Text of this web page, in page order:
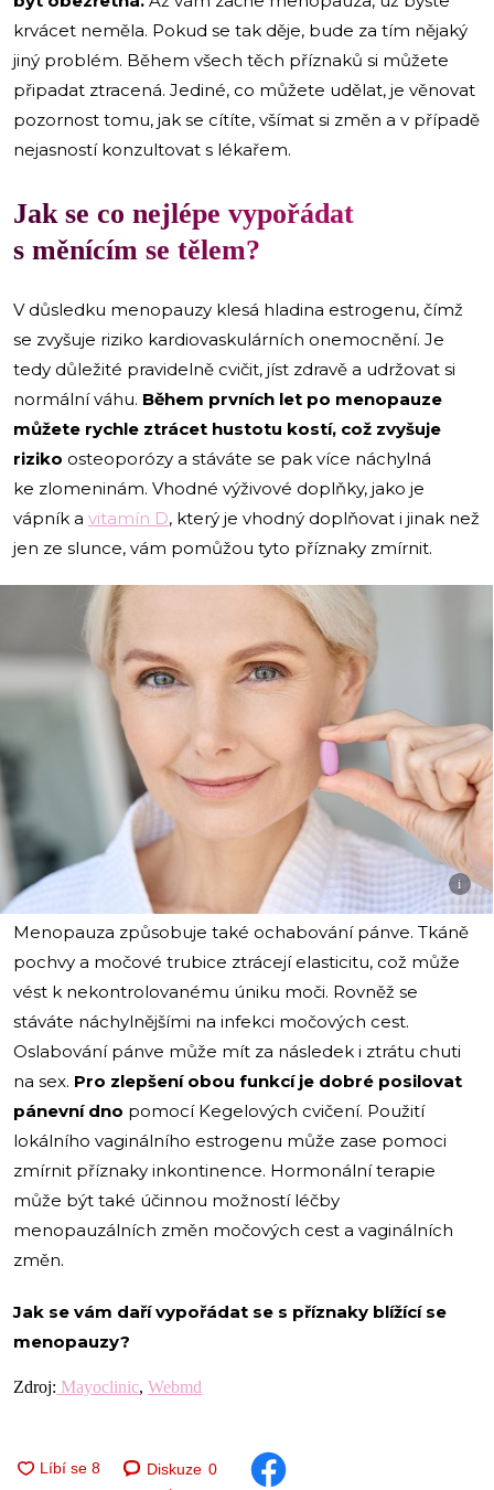
krvácet neměla. Pokud se tak děje, bude za tím nějaký
jiný problém. Během všech těch příznaků si můžete
připadat ztracená. Jediné, co můžete udělat, je věnovat
pozornost tomu, jak se cítíte, všímat si změn a v případě
nejasností konzultovat s lékařem.
Jak se co nejlépe vypořádat
s měnícím se tělem?
V důsledku menopauzy klesá hladina estrogenu, čímž
se zvyšuje riziko kardiovaskulárních onemocnění. Je
tedy důležité pravidelně cvičit, jíst zdravě a udržovat si
normální váhu. Během prvních let po menopauze
můžete rychle ztrácet hustotu kostí, což zvyšuje
riziko osteoporózy a stáváte se pak více náchylná
ke zlomeninám. Vhodné výživové doplňky, jako je
vápník a vitamín D, který je vhodný doplňovat i jinak než
jen ze slunce, vám pomůžou tyto příznaky zmírnit.
i
Menopauza způsobuje také ochabování pánve. Tkáně
pochvy a močové trubice ztrácejí elasticitu, což může
vést k nekontrolovanému úniku moči. Rovněž se
stáváte náchylnějšími na infekci močových cest.
Oslabování pánve může mít za následek i ztrátu chuti
na sex. Pro zlepšení obou funkcí je dobré posilovat
pánevní dno pomocí Kegelových cvičení. Použití
lokálního vaginálního estrogenu může zase pomoci
zmírnit příznaky inkontinence. Hormonální terapie
může být také účinnou možností léčby
menopauzálních změn močových cest a vaginálních
změn.
Jak se vám daří vypořádat se s příznaky blížící se
menopauzy?
Zdroj: Mayoclinic, Webmd
Diskuze 0